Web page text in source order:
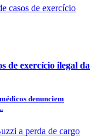
de exercício ilegal da
denunciem